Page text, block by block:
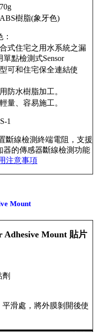
樹脂(象牙色)
式住宅之用水系統之漏
單點檢測式Sensor
可和住宅保全連結使
防水樹脂加工。
量、容易施工。
1
斷線檢測終端電阻，支援
器的傳感器斷線檢測功能
注意事項
Mount
Adhesive Mount 貼片
滑處，將外膜剝開後使